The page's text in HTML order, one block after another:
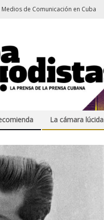
Medios de Comunicación en Cuba
La cámara lúcida